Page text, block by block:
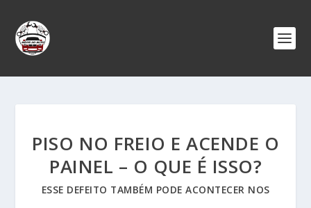
PISO NO FREIO E ACENDE O
PAINEL – O QUE É ISSO?
ESSE DEFEITO TAMBÉM PODE ACONTECER NOS